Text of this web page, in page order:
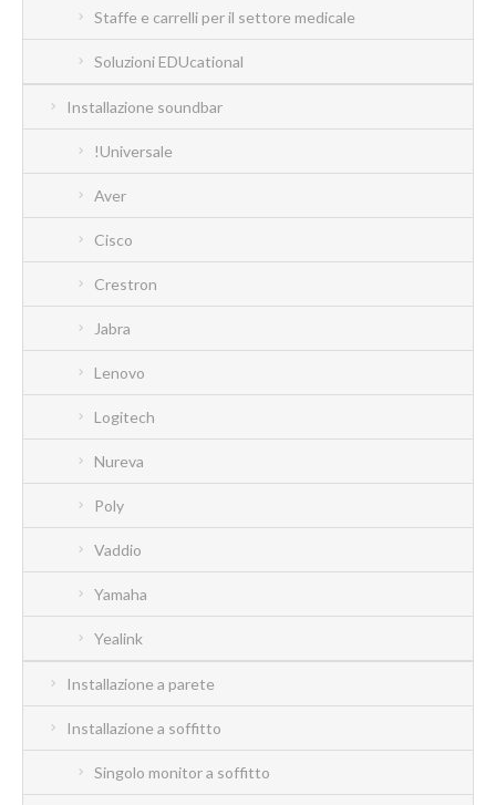
Staffe e carrelli per il settore medicale
Soluzioni EDUcational
Installazione soundbar
!Universale
Aver
Cisco
Crestron
Jabra
Lenovo
Logitech
Nureva
Poly
Vaddio
Yamaha
Yealink
Installazione a parete
Installazione a soffitto
Singolo monitor a soffitto